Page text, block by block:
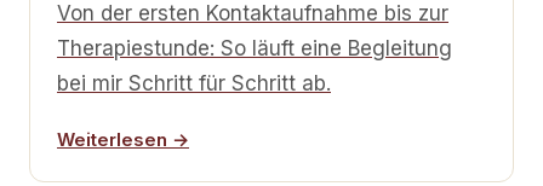
Von der ersten Kontaktaufnahme bis zur
Therapiestunde: So läuft eine Begleitung
bei mir Schritt für Schritt ab.
Weiterlesen →